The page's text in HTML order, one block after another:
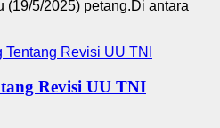
(19/5/2025) petang.Di antara
Revisi UU TNI